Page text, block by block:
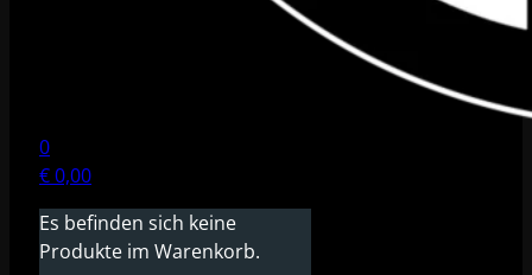
0
€0,00
Es befinden sich keine
Produkte im Warenkorb.